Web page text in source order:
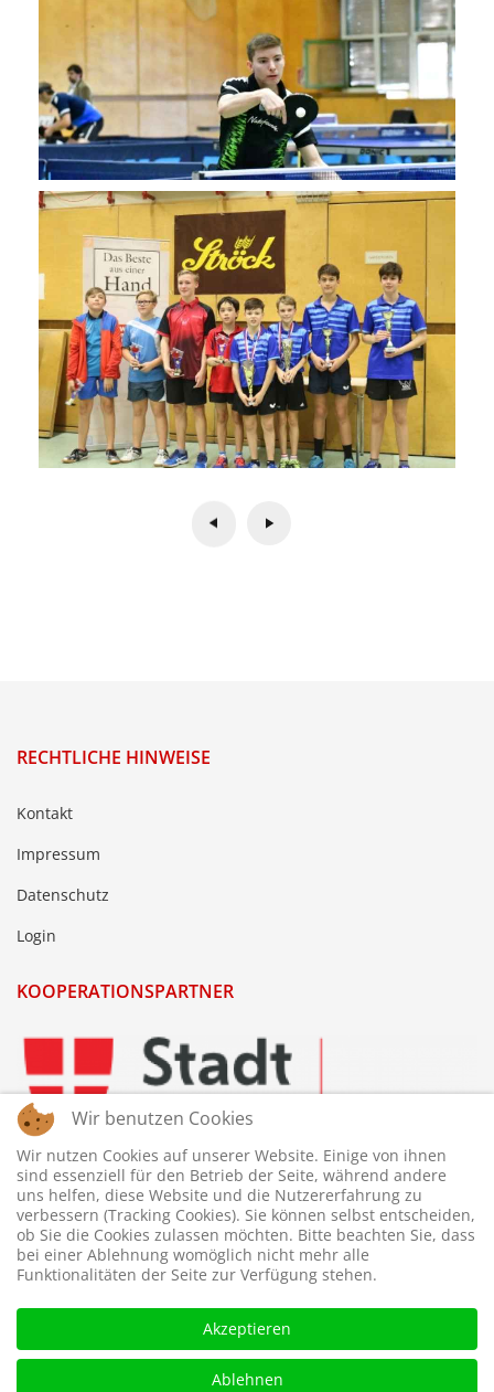
RECHTLICHE HINWEISE
Kontakt
Impressum
Datenschutz
Login
KOOPERATIONSPARTNER
Wir benutzen Cookies
Wir nutzen Cookies auf unserer Website. Einige von ihnen
sind essenziell für den Betrieb der Seite, während andere
uns helfen, diese Website und die Nutzererfahrung zu
verbessern (Tracking Cookies). Sie können selbst entscheiden,
ob Sie die Cookies zulassen möchten. Bitte beachten Sie, dass
bei einer Ablehnung womöglich nicht mehr alle
Funktionalitäten der Seite zur Verfügung stehen.
Akzeptieren
Ablehnen